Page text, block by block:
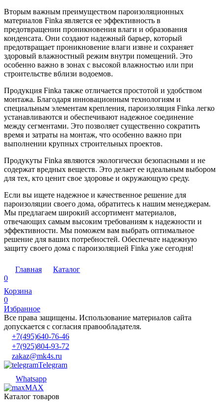
Вторым важным преимуществом пароизоляционных
материалов Finka является ее эффективность в
предотвращении проникновения влаги и образования
конденсата. Они создают надежный барьер, который
предотвращает проникновение влаги извне и сохраняет
здоровый влажностный режим внутри помещений. Это
особенно важно в зонах с высокой влажностью или при
строительстве вблизи водоемов.
Продукция Finka также отличается простотой и удобством
монтажа. Благодаря инновационным технологиям и
специальным элементам крепления, пароизоляция Finka легко
устанавливаются и обеспечивают надежное соединение
между сегментами. Это позволяет существенно сократить
время и затраты на монтаж, что особенно важно при
выполнении крупных строительных проектов.
Продукуты Finka являются экологически безопасными и не
содержат вредных веществ. Это делает ее идеальным выбором
для тех, кто ценит свое здоровье и окружающую среду.
Если вы ищете надежное и качественное решение для
пароизоляции своего дома, обратитесь к нашим менеджерам.
Мы предлагаем широкий ассортимент материалов,
отвечающих самым высоким требованиям к надежности и
эффективности. Мы поможем вам выбрать оптимальное
решение для ваших потребностей. Обеспечьте надежную
защиту своего дома с пароизоляцией Finka уже сегодня!
Главная
Каталог
0
Корзина
0
Избранное
Все права защищены. Использование материалов сайта
допускается с согласия правообладателя.
+7(495)640-76-46
+7(925)804-93-72
zakaz@mk4s.ru
Telegram
Whatsapp
MAX
Каталог товаров